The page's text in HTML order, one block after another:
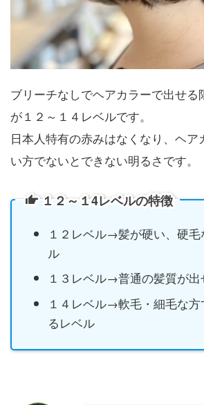
ブリーチなしでヘアカラーで出せる
が１２～１４レベルです。
日本人特有の赤みはなくなり、ヘア
い方でないとできない明るさです。
１２～１4レベルの特徴
１２レベル→髪が硬い、硬
ル
１３レベル→普通の髪質が
１４レベル→軟毛・細毛な
るレベル